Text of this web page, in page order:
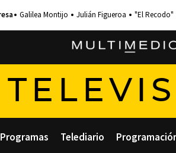
Galilea Montijo Julián Figueroa "El Recodo"
Programas Telediario